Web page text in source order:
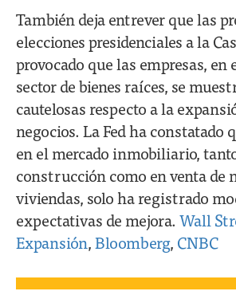
También deja entrever que las
elecciones presidenciales a la
provocado que las empresas, en
sector de bienes raíces, se
cautelosas respecto a la
negocios. La Fed ha constatado
en el mercado inmobiliario,
construcción como en venta de
viviendas, solo ha registrado
expectativas de mejora. Wall
Expansión, Bloomberg, CNBC